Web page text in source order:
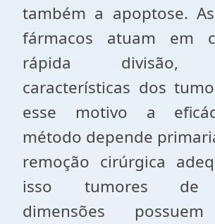
também a apoptose.
fármacos atuam em
rápida divisão,
características dos
esse motivo a
método depende
remoção cirúrgica
isso tumores de
dimensões